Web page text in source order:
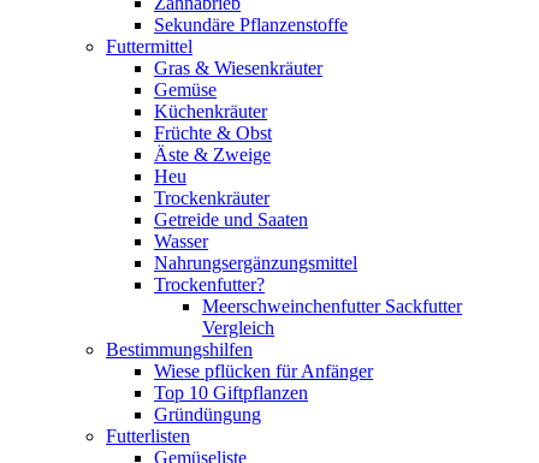
Sekundäre Pflanzenstoffe
Futtermittel
Gras & Wiesenkräuter
Gemüse
Küchenkräuter
Früchte & Obst
Äste & Zweige
Heu
Trockenkräuter
Getreide und Saaten
Wasser
Nahrungsergänzungsmittel
Trockenfutter?
Meerschweinchenfutter Sackfutter
Vergleich
Bestimmungshilfen
Wiese pflücken für Anfänger
Top 10 Giftpflanzen
Gründüngung
Futterlisten
Gemüseliste